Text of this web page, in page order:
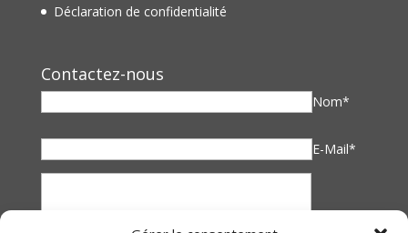
Déclaration de confidentialité
Contactez-nous
Nom*
E-Mail*